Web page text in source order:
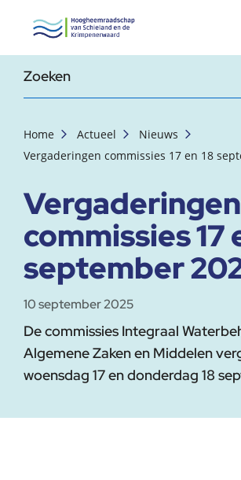
, startpagina
Zoekterm
Home Actueel
Nieuws
Vergaderingen commissies 17 en 18
Vergaderingen
commissies 17
september
10 september 2025
De commissies Integraal
Algemene Zaken en Middelen
woensdag 17 en donderdag 18